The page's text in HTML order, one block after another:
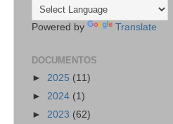
Powered by Translate
DOCUMENTOS
► 2025 (11)
► 2024 (1)
► 2023 (62)